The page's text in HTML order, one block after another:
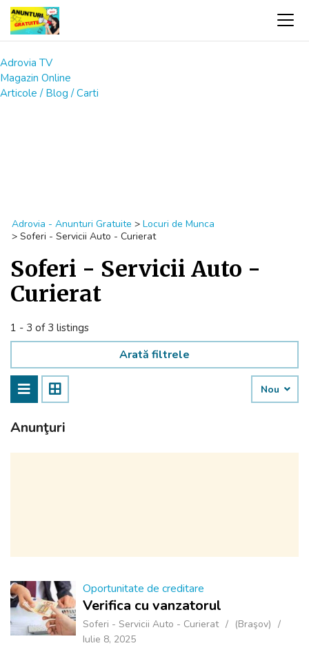
Adrovia TV
Magazin Online
Articole / Blog / Carti
Adrovia - Anunturi Gratuite > Locuri de Munca
> Soferi - Servicii Auto - Curierat
Soferi - Servicii Auto -
Curierat
1 - 3 of 3 listings
Arată filtrele
Nou
Anunţuri
Oportunitate de creditare
Verifica cu vanzatorul
Soferi - Servicii Auto - Curierat
(Braşov)
Iulie 8, 2025